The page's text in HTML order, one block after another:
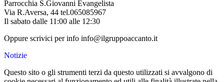
Parrocchia S.Giovanni Evangelista
Via R.Aversa, 44 tel.065085967
Il sabato dalle 11:00 alle 12:30
Oppure scrivici per info info@ilgruppoaccanto.it
Notizie
Questo sito o gli strumenti terzi da questo utilizzati si avvalgono di